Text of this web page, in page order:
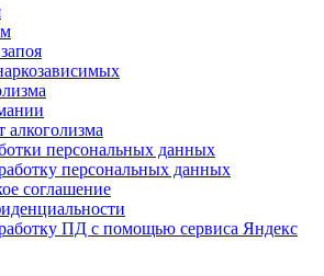
алкоголизма
персональных данных
персональных данных
соглашение
ПД с помощью сервиса Яндекс